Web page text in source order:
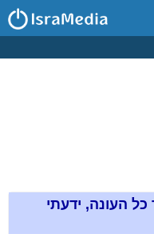
העונה, ידעתי